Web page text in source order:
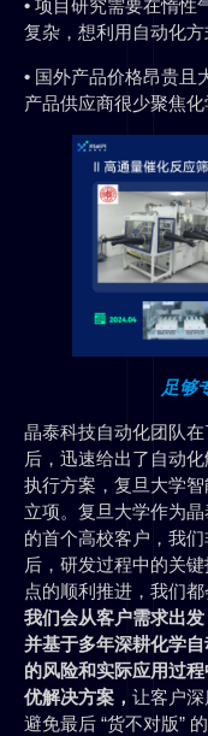
• 项目研究需要在惰性
复杂，想利用自动化
• 国外产品价格昂贵且
产品供应商很少聚焦化
足够
晶泰科技自动化团队
后，迅速给出了自动
执行方案，复旦大学
立项。复旦大学作为
的首个高校客户，我
后，研发过程中的关
点的顺利推进，我们
我们会从客户需求出
并基于多年深耕化学
的风险和实际应用过
优解决方案， 让客户深
避免最后 “货不对版”